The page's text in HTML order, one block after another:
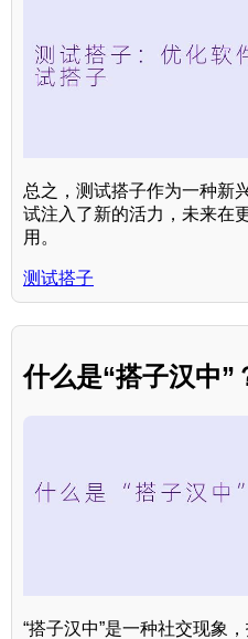
总之，测试搭子作为一种新
试注入了新的活力，未来在
用。
测试搭子
什么是“搭子汉中”
“搭子汉中”是一种社交现象